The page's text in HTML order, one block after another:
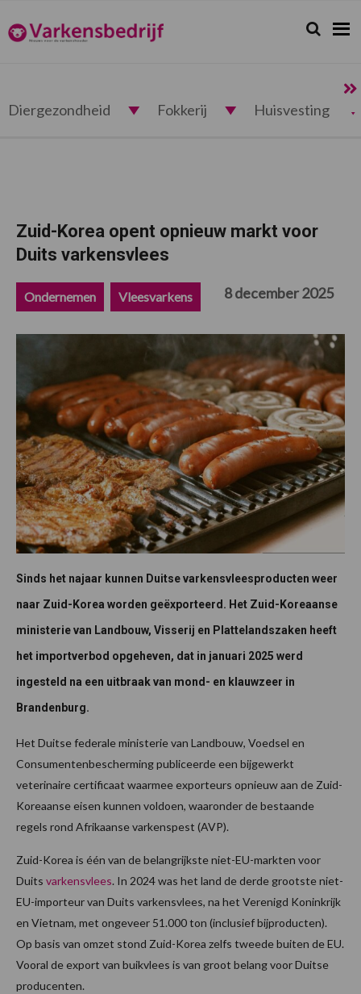
de
hoofdnavigatie
de
hoofd
de
eerste
de
voettekst
Varkensbedrijf.nl Zoeken...
Zoek
Diergezondheid Fokkerij Huisvesting
Zuid-Korea opent opnieuw markt voor
Duits varkensvlees
Ondernemen Vleesvarkens 8 december 2025
Sinds het najaar kunnen Duitse varkensvleesproducten weer
naar Zuid-Korea worden geëxporteerd. Het Zuid-Koreaanse
ministerie van Landbouw, Visserij en Plattelandszaken heeft
het importverbod opgeheven, dat in januari 2025 werd
ingesteld na een uitbraak van mond- en klauwzeer in
Brandenburg.
Het Duitse federale ministerie van Landbouw, Voedsel en
Consumentenbescherming publiceerde een bijgewerkt
veterinaire certificaat waarmee exporteurs opnieuw aan de Zuid-
Koreaanse eisen kunnen voldoen, waaronder de bestaande
regels rond Afrikaanse varkenspest (AVP).
Zuid-Korea is één van de belangrijkste niet-EU-markten voor
Duits varkensvlees. In 2024 was het land de derde grootste niet-
EU-importeur van Duits varkensvlees, na het Verenigd Koninkrijk
en Vietnam, met ongeveer 51.000 ton (inclusief bijproducten).
Op basis van omzet stond Zuid-Korea zelfs tweede buiten de EU.
Vooral de export van buikvlees is van groot belang voor Duitse
producenten.